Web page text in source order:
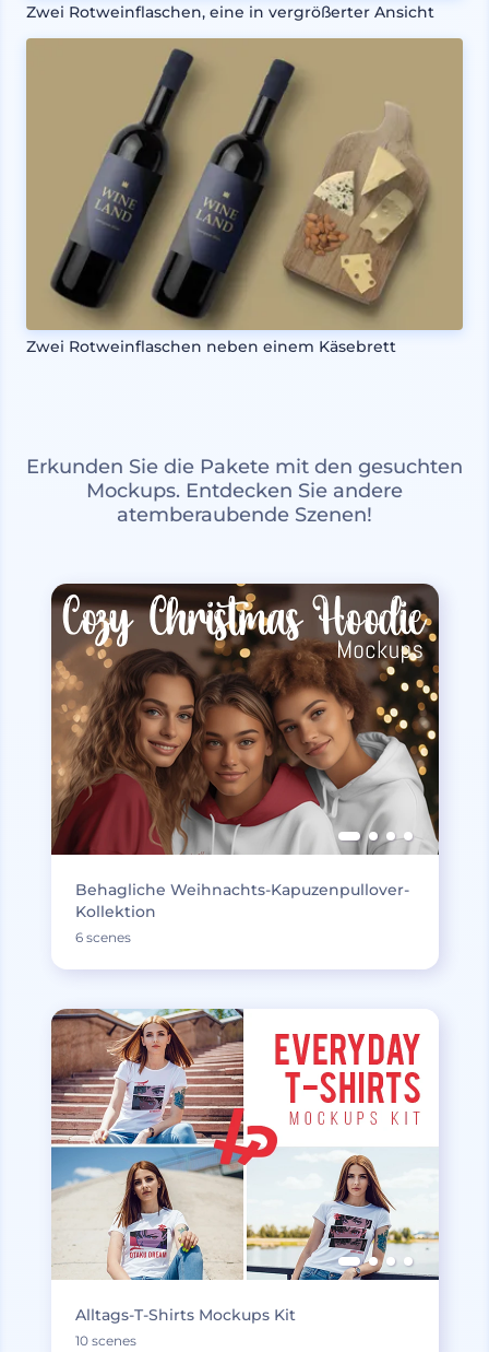
Zwei Rotweinflaschen, eine in vergrößerter Ansicht
Zwei Rotweinflaschen neben einem Käsebrett
Erkunden Sie die Pakete mit den gesuchten
Mockups. Entdecken Sie andere
atemberaubende Szenen!
Behagliche Weihnachts-Kapuzenpullover-
Kollektion
6 scenes
Alltags-T-Shirts Mockups Kit
10 scenes